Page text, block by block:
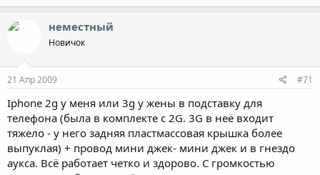
неместный
Новичок
21 Апр 2009 #71
Iphone 2g у меня или 3g у жены в подставку для
телефона (была в комплекте с 2G. 3G в неё входит
тяжело - у него задняя пластмассовая крышка более
выпуклая) + провод мини джек- мини джек и в гнездо
аукса. Всё работает четко и здорово. С громкостью